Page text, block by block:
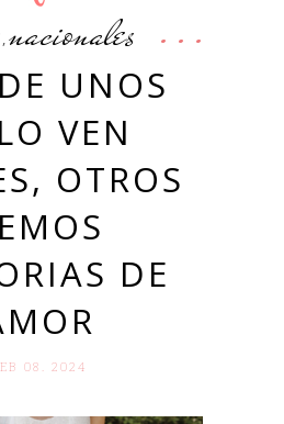
,nacionales
UNOS
VEN
OTROS
DE
08. 2024